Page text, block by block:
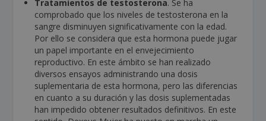
Tratamientos de testosterona. Se ha
comprobado que los niveles de testosterona en la
sangre disminuyen significativamente con la edad.
Por ello se considera que esta hormona puede jugar
un papel importante en el envejecimiento
reproductivo. En este ámbito se han realizado
diversos ensayos administrando una dosis
suplementaria de esta hormona, pero las diferencias
en cuanto a su duración y las dosis suplementadas
han impedido obtener resultados definitivos. En este